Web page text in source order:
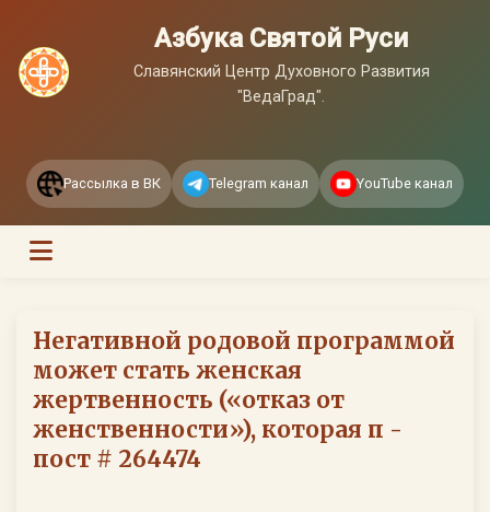
Азбука Святой Руси
Славянский Центр Духовного Развития
"ВедаГрад".
Рассылка в ВК Telegram канал YouTube канал
Негативной родовой программой
может стать женская
жертвенность («отказ от
женственности»), которая п -
пост # 264474